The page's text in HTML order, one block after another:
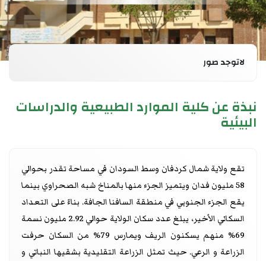
لاتوجد صور
نبذة عن كلية الموارد الطبيعية والدراسات
البيئية
تقع ولاية شمال كردفان وسط السودان في مساحة تقدر بحوالي
58 مليون فدان ويتميز الجزء منها بالمناخ شبه الصحراوي بينما
يقع الجزء الجنوبي في منطقة السافنا الجافة. بناءً على التعداد
السكاني الأخير، يبلغ عدد سكان الولاية حوالي 2.92 مليون نسمة
69% منهم يسكنون الريف ويمارس 79% من السكان حرفت
الزراعة و الرعي. حيث تمثل الزراعة التقليدية بشقيها النباتي و